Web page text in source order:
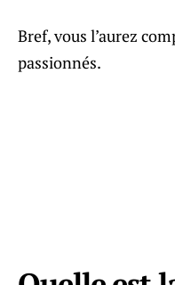
Bref, vous l’aurez
passionnés.